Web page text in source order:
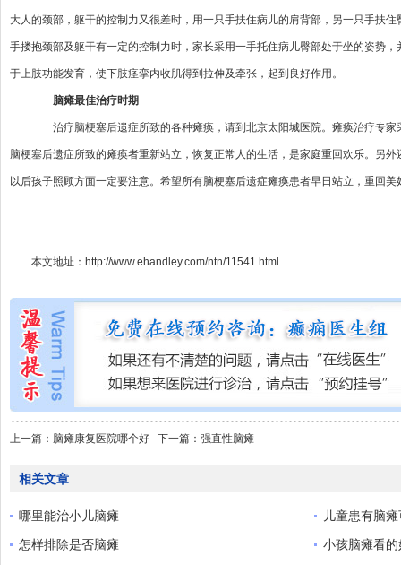
大人的颈部，躯干的控制力又很差时，用一只手扶住病儿的肩背部，另一只手扶
手搂抱颈部及躯干有一定的控制力时，家长采用一手托住病儿臀部处于坐的姿势
于上肢功能发育，使下肢痉挛内收肌得到拉伸及牵张，起到良好作用。
脑瘫最佳治疗时期
治疗脑梗塞后遗症所致的各种瘫痪，请到北京太阳城医院。瘫痪治疗专家
脑梗塞后遗症所致的瘫痪者重新站立，恢复正常人的生活，是家庭重回欢乐。另
以后孩子照顾方面一定要注意。希望所有脑梗塞后遗症瘫痪患者早日站立，重回美
本文地址： http://www.ehandley.com/ntn/11541.html
上一篇： 脑瘫康复医院哪个好 下一篇： 强直性脑瘫
相关文章
哪里能治小儿脑瘫
儿童患有脑
怎样排除是否脑瘫
小孩脑瘫看的